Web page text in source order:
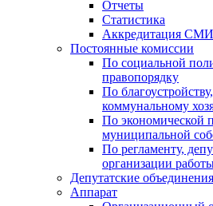
Отчеты
Статистика
Аккредитация СМИ
Постоянные комиссии
По социальной
правопорядку
По
коммунальному
По экономической
муниципальной
По регламенту,
организации
Депутатские объединения
Аппарат